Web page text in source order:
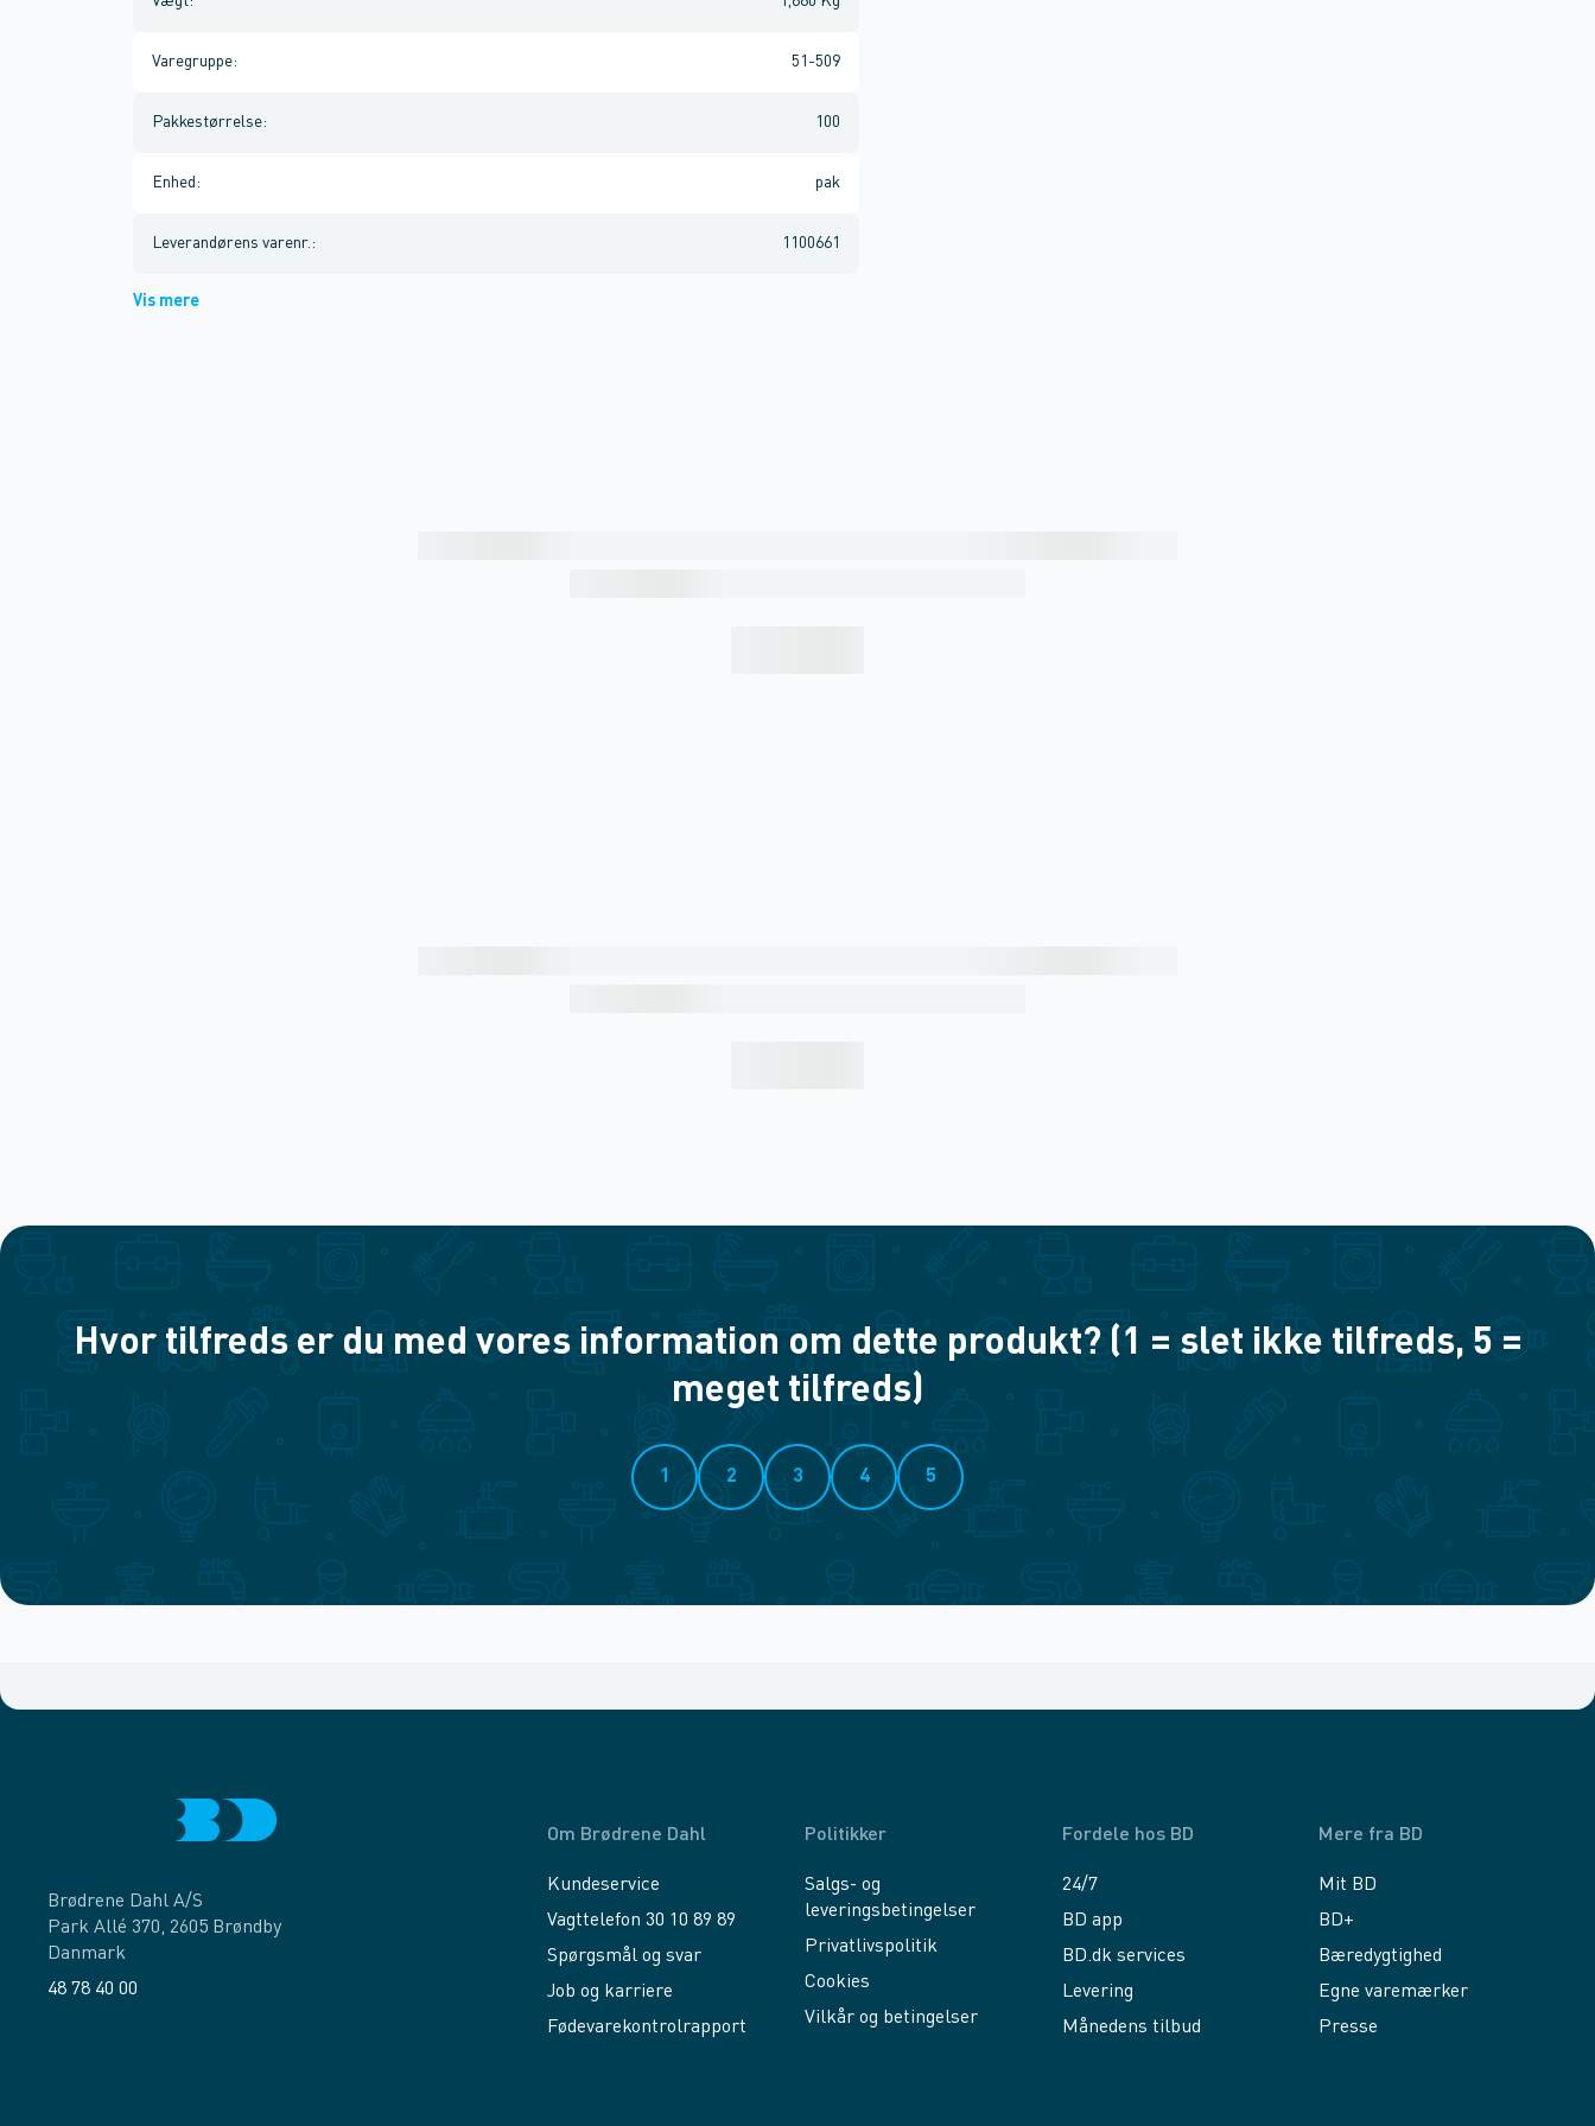
Varegruppe: 51-509
Pakkestørrelse: 100
Enhed : pak
Leverandørens varenr. : 1100661
Vis mere
Hvor tilfreds er du med vores information om dette produkt? (1 = slet ikke tilfreds, 5 =
meget tilfreds)
1 2 3 4 5
Brødrene Dahl A/S
Park Allé 370, 2605 Brøndby
Danmark
48 78 40 00
Om Brødrene Dahl
Kundeservice
Vagttelefon 30 10 89 89
Spørgsmål og svar
Job og karriere
Fødevarekontrolrapport
Politikker
Salgs- og
leveringsbetingelser
Privatlivspolitik
Cookies
Vilkår og betingelser
Fordele hos BD
24/7
BD app
BD.dk services
Levering
Månedens tilbud
Mere fra BD
Mit BD
BD+
Bæredygtighed
Egne varemærker
Presse